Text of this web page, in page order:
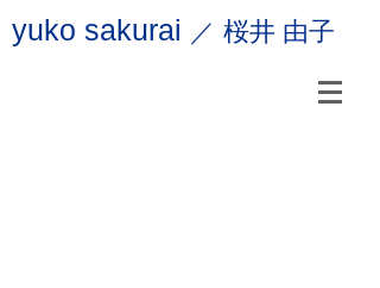
yuko sakurai ／ 桜井 由子